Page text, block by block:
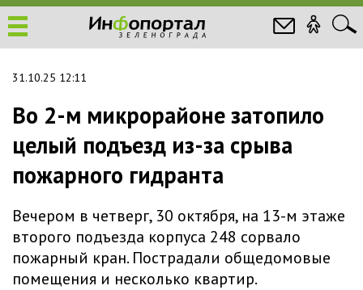
31.10.25 12:11
Во 2-м микрорайоне затопило
целый подъезд из-за срыва
пожарного гидранта
Вечером в четверг, 30 октября, на 13-м этаже
второго подъезда корпуса 248 сорвало
пожарный кран. Пострадали общедомовые
помещения и несколько квартир.